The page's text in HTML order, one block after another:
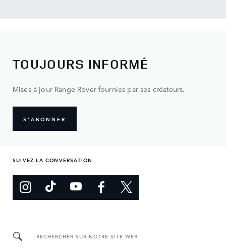
TOUJOURS INFORMÉ
Mises à jour Range Rover fournies par ses créateurs.
S'ABONNER
SUIVEZ LA CONVERSATION
RECHERCHER SUR NOTRE SITE WEB